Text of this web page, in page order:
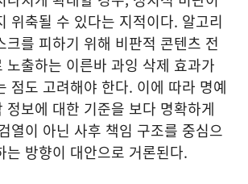
위축될 수 있다는 지적이다. 알고리
크를 피하기 위해 비판적 콘텐츠 전
노출하는 이른바 과잉 삭제 효과가
점도 고려해야 한다. 이에 따라 명예
정보에 대한 기준을 보다 명확하게
열이 아닌 사후 책임 구조를 중심으
는 방향이 대안으로 거론된다.